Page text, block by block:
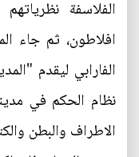
الفلاسفة
افلاطون، ثم جاء
الفارابي ليقدم
نظام الحكم في
الاطراف والبطن